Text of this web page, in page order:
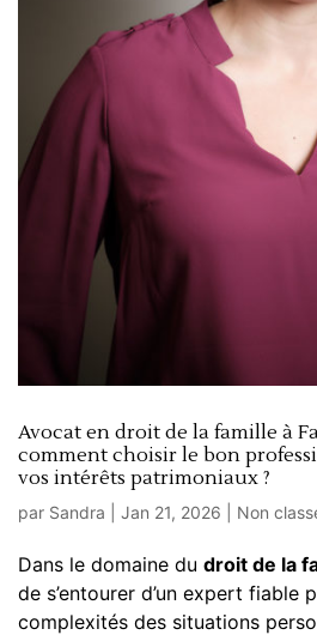
Avocat en droit de la famille à
comment choisir le bon
vos intérêts patrimoniaux ?
par Sandra Jan 21, 2026 Non
Dans le domaine du droit de la
de s’entourer d’un expert fiable
complexités des situations